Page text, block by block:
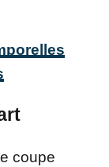
coupe